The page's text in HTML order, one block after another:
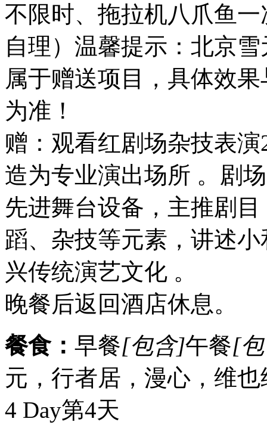
不限时、拖拉机八爪鱼
自理）温馨提示：北京
属于赠送项目，具体效
为准！
赠：观看红剧场杂技表
造为专业演出场所 。剧
先进舞台设备，主推剧
蹈、杂技等元素，讲述
兴传统演艺文化 。
晚餐后返回酒店休息。
餐食： 早餐[包含]午餐[
元，行者居，漫心，维
4 Day第4天